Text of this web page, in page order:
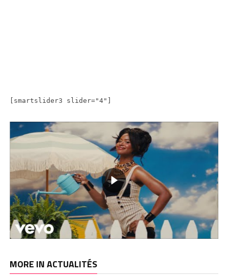
[smartslider3 slider="4"]
MORE IN ACTUALITÉS